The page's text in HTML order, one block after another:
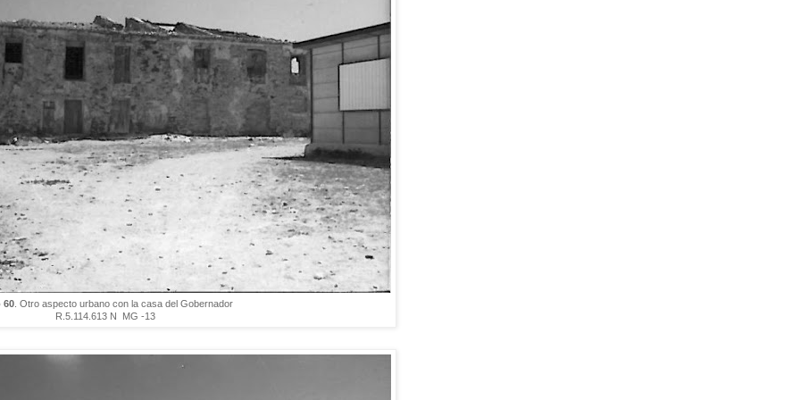
60. Otro aspecto urbano con la casa del Gobernador
R.5.114.613 N MG -13